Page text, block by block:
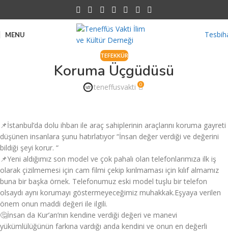
MENU
TEFEKKÜR
Koruma Üçgüdüsü
teneffusvakti 0
📌İstanbul’da dolu ihbarı ile araç sahiplerinin araçlarını koruma gayreti
düşünen insanlara şunu hatırlatıyor “İnsan değer verdiği ve değerini
bildiği şeyi korur. “
📌Yeni aldığımız son model ve çok pahalı olan telefonlarımıza ilk iş
olarak çizilmemesi için cam filmi çekip kırılmaması için kılıf almamız
buna bir başka örnek. Telefonumuz eski model tuşlu bir telefon
olsaydı aynı korumayı göstermeyeceğimiz muhakkak.Eşyaya verilen
önem onun maddi değeri ile ilgili.
🤔İnsan da Kur’an’nın kendine verdiği değeri ve manevi
yükümlülüğünün farkına vardığı anda kendini ve onun en değerli